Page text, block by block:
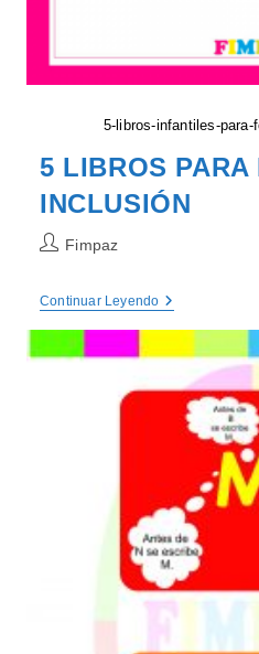
5-libros-infantiles-
5 LIBROS PARA
INCLUSIÓN
Autor
entrada:
Fimpaz
Continuar Leyendo5
PARA
FOMENTAR
INCLUSIÓN